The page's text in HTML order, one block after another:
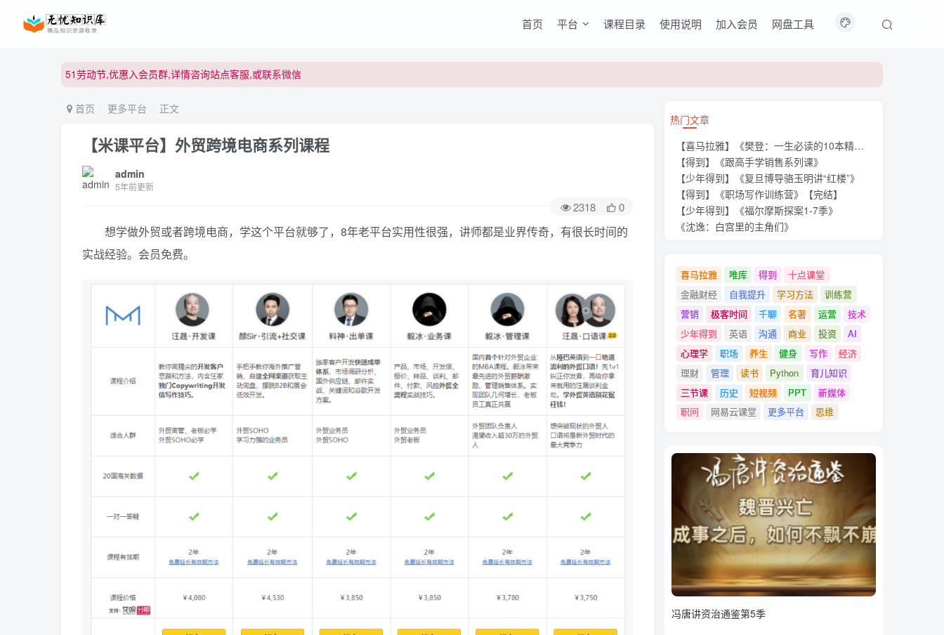
首页 平台 课程目录 使用说明 加入会员 网盘工具
51劳动节,优惠入会员群,详情咨询站点客服,或联系微信
51劳动节,优惠入会员群,详情咨询站点客服,或联系微信
首页
更多平台 正文
【米课平台】外贸跨境电商系列课程
admin
5年前更新
2318 0
想学做外贸或者跨境电商，学这个平台就够了，8年老平台实用性很强，讲师都是业界传奇，有很长时间的
实战经验。会员免费。
热门文章
【喜马拉雅】《樊登：一生必读的10本精选好书》
【得到】《跟高手学销售系列课》
【少年得到】《复旦博导骆玉明讲“红楼”》
【得到】《职场写作训练营》【完结】
【少年得到】《福尔摩斯探案1-7季》
《沈逸：白宫里的主角们》
喜马拉雅 唯库 得到
十点课堂
金融财经
自我提升 学习方法
训练营
营销
极客时间 千聊 名著 运营
技术
少年得到
英语 沟通 商业 投资
AI
心理学
职场 养生 健身 写作
经济
理财
管理 读书 Python
育儿知识
三节课
历史 短视频 PPT
新媒体
职问
网易云课堂 更多平台 思维
冯唐讲资治通鉴第5季